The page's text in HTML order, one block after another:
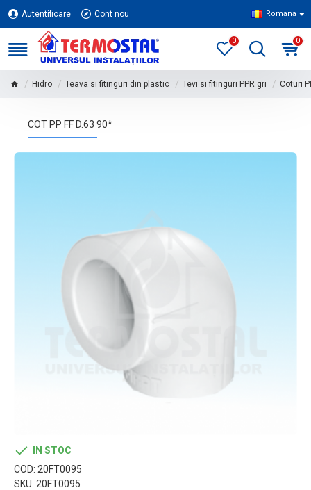
Autentificare Cont nou Romana
0 0
Hidro Teava si fitinguri din plastic Tevi si fitinguri PPR gri Coturi
COT PP FF D.63 90*
IN STOC
COD: 20FT0095
SKU: 20FT0095